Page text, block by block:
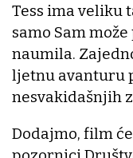
Tess ima veliku
samo Sam
naumila.
ljetnu avanturu
nesvakidašnjih
Dodajmo, film